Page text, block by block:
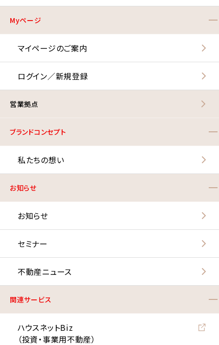
Myページ
マイページのご案内
ログイン／新規登録
営業拠点
ブランドコンセプト
私たちの想い
お知らせ
お知らせ
セミナー
不動産ニュース
関連サービス
ハウスネットBiz
（投資・事業用不動産）